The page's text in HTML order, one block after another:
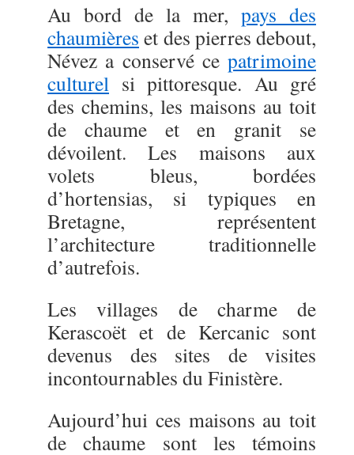
Au bord de la mer, pays des
chaumières et des pierres debout,
Névez a conservé ce patrimoine
culturel si pittoresque. Au gré
des chemins, les maisons au toit
de chaume et en granit se
dévoilent. Les maisons aux
volets bleus, bordées
d’hortensias, si typiques en
Bretagne, représentent
l’architecture traditionnelle
d’autrefois.
Les villages de charme de
Kerascoët et de Kercanic sont
devenus des sites de visites
incontournables du Finistère.
Aujourd’hui ces maisons au toit
de chaume sont les témoins